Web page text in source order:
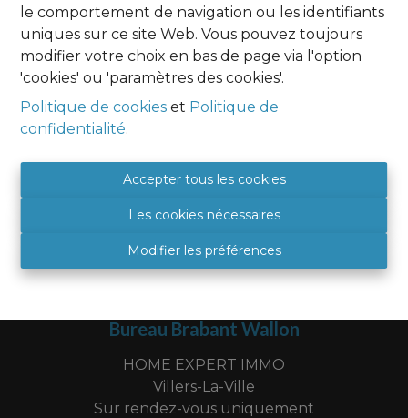
le comportement de navigation ou les identifiants
uniques sur ce site Web. Vous pouvez toujours
modifier votre choix en bas de page via l'option
'cookies' ou 'paramètres des cookies'.
Politique de cookies et Politique de
confidentialité.
Accepter tous les cookies
Les cookies nécessaires
Modifier les préférences
À Vendre À Louer
HOME EXPERT IMMO
5081 SAINT DENIS
BE 0849 788 987
+32 (0) 81 46 08 89
5081@hexpertimmo.be
Bureau Brabant Wallon
HOME EXPERT IMMO
Villers-La-Ville
Sur rendez-vous uniquement